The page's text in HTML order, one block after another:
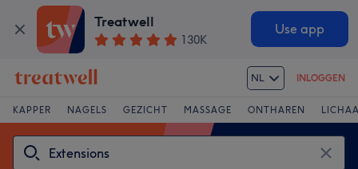
Treatwell
130K
Use app
NL INLOGGEN
KAPPER NAGELS GEZICHT MASSAGE ONTHAREN